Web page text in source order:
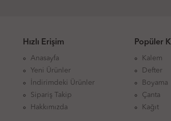
Hızlı Erişim
Anasayfa
Yeni Ürünler
İndirimdeki Ürünler
Sipariş Takip
Hakkımızda
Popüler
Kalem
Defter
Boyama
Çanta
Kağıt